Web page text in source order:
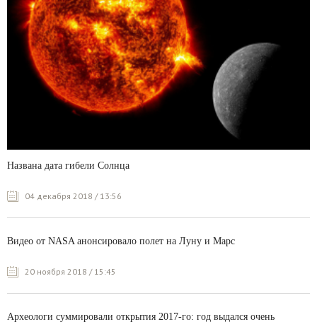
Названа дата гибели Солнца
04 декабря 2018 / 13:56
Видео от NASA анонсировало полет на Луну и Марс
20 ноября 2018 / 15:45
Археологи суммировали открытия 2017-го: год выдался очень